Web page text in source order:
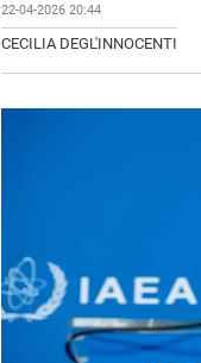
22-04-2026 20:44
CECILIA DEGL'INNOCENTI